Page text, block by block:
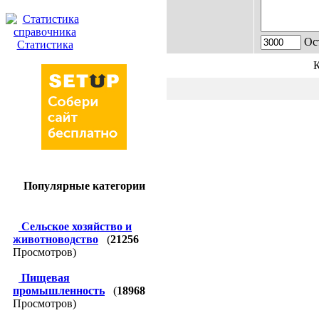
Статистика
Популярные категории
Сельское хозяйство и
животноводство
(21256
Просмотров)
Пищевая
промышленность
(18968
Просмотров)